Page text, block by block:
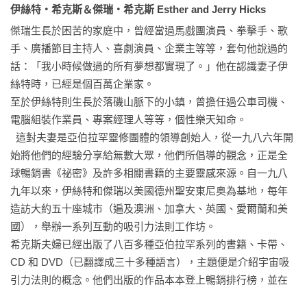
量亞伯拉罕溝通，如何轉譯亞伯拉罕的教導。透過這本書，你
將了解掌管宇宙強大法則背後的真正意義。你將學到，所有想
要和不想要的事物，都透過這最強大的力量帶到你們眼前，你
也將明白要怎麼利用這股力量。最後，你們會更明白，為什麼
會有這樣的人生，也明白周圍的人為什麼會有這樣的際遇。本
書帶你進入吸引力法則的世界，教你如何專注意念於創造，如
伊絲特‧希克斯＆傑瑞‧希克斯 Esther and Jerry Hicks
傑瑞生長於困苦的家庭中，曾經當過馬戲團演員、拳擊手、歌
手、廣播節目主持人、喜劇演員、企業主等等，套句他說過的
話：「我小時候做過的所有夢想都實現了。」他在認識妻子伊
絲特時，已經是個百萬企業家。
至於伊絲特則生長於落磯山脈下的小鎮，曾擔任過公車司機、
電腦組裝作業員、專案經理人等等，個性樂天知命。
始將他們的經驗分享給無數大眾，他們所倡導的觀念，正是全
球暢銷書《祕密》及許多相關書籍的主要靈感來源。自一九八
九年以來，伊絲特和傑瑞以美國德州聖安東尼奥為基地，每年
造訪大約五十座城市（遍及澳洲、加拿大、英國、愛爾蘭和美
國），舉辦一系列互動的吸引力法則工作坊。
希克斯夫婦已經出版了八百多種亞伯拉罕系列的書籍、卡帶、
CD 和 DVD（已翻譯成三十多種語言），主題便是介紹宇宙吸
引力法則的概念。他們出版的作品本本登上暢銷排行榜，並在